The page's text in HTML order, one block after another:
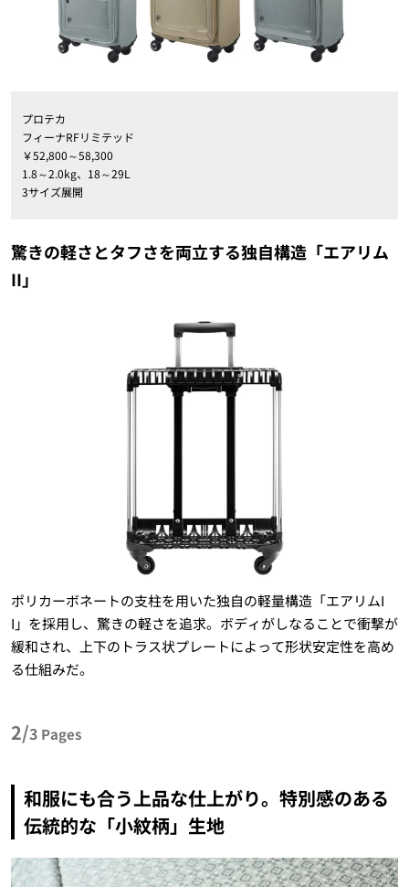
プロテカ
フィーナRFリミテッド
￥52,800～58,300
1.8～2.0kg、18～29L
3サイズ展開
驚きの軽さとタフさを両立する独自構造「エアリム
II」
ポリカーボネートの支柱を用いた独自の軽量構造「エアリムI
I」を採用し、驚きの軽さを追求。ボディがしなることで衝撃が
緩和され、上下のトラス状プレートによって形状安定性を高め
る仕組みだ。
2/3 Pages
和服にも合う上品な仕上がり。特別感のある
伝統的な「小紋柄」生地